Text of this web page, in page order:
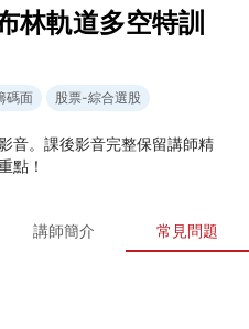
林軌道多空特訓
碼面 股票-綜合選股
音。課後影音完整保留講師精
點！
講師簡介 常見問題